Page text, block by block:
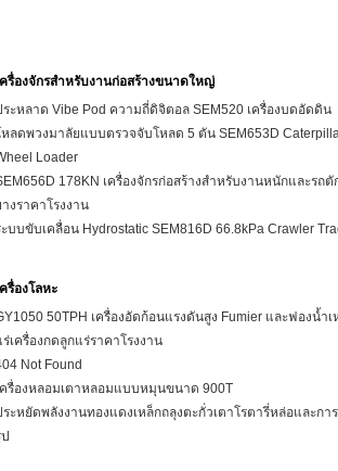
ครื่องจักรสำหรับงานก่อสร้างขนาดใหญ่
ระหลาด Vibe Pod ความถี่ดิจิตอล SEM520 เครื่องบดอัดดิน
หลดพวงมาลัยแบบตรวจจับโหลด 5 ตัน SEM653D
Loader
178KN เครื่องจักรก่อสร้างสำหรับงานหนักและรถตั
งราคาโรงงาน
บบขับเคลื่อน Hydrostatic SEM816D 66.8kPa Crawler
รื่องโลหะ
50TPH เครื่องอัดก้อนแรงดันสูง Fumier และฟองน้ำเ
เครื่องกดลูกแร่ราคาโรงงาน
Not Found
ครื่องหลอมเตาหลอมแบบหมุนขนาด 900T
ะหยัดพลังงานทองแดงเหล็กถลุงตะกั่วเตาโรตารี่หล่อและกา